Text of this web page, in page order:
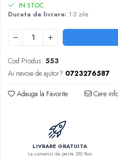
IN STOC
Durata de livrare: 1-3 zile
Cod Produs: 553
Ai nevoie de ajutor? 0723276587
Adauga la Favorite Cere
LIVRARE GRATUITA
La comenzi de peste 350 Ron